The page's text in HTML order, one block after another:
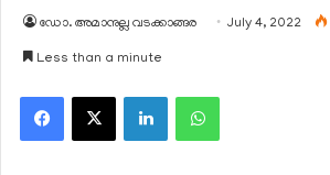
ഡോ. അമാനുല്ല വടക്കാങ്ങര July 4, 2022
Less than a minute
Facebook
X LinkedInWhatsApp